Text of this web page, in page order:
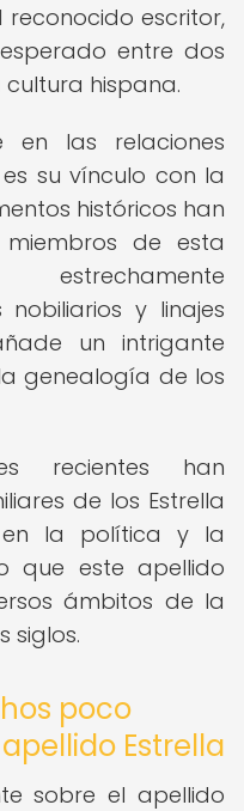
escritor,
entre dos
hispana.
en las relaciones
su vínculo con la
históricos han
de esta
y linajes
un intrigante
genealogía de los
recientes han
de los Estrella
en la política y la
que este apellido
ámbitos de la
siglos.
poco
Estrella
sobre el apellido